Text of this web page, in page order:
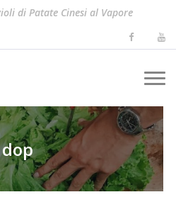
di Patate Cinesi al Vapore
dop